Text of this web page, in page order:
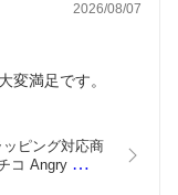
2026/08/07
変満足です。
ッピング対応商
コ Angry